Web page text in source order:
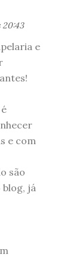
20:43
e
e com
são
já